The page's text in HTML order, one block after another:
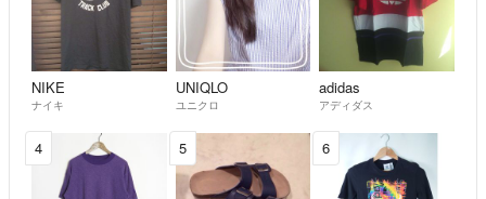
NIKE
ナイキ
UNIQLO
ユニクロ
adidas
アディダス
4 5 6